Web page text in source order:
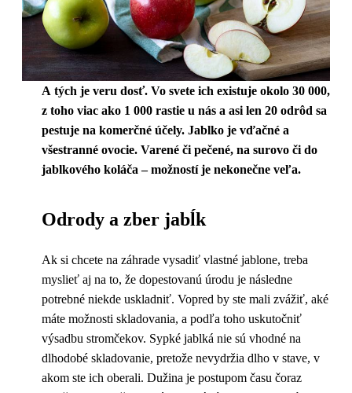
A tých je veru dosť. Vo svete ich existuje okolo 30 000,
z toho viac ako 1 000 rastie u nás a asi len 20 odrôd sa
pestuje na komerčné účely. Jablko je vďačné a
všestranné ovocie. Varené či pečené, na surovo či do
jablkového koláča – možností je nekonečne veľa.
Odrody a zber jabĺk
Ak si chcete na záhrade vysadiť vlastné jablone, treba
myslieť aj na to, že dopestovanú úrodu je následne
potrebné niekde uskladniť. Vopred by ste mali zvážiť, aké
máte možnosti skladovania, a podľa toho uskutočniť
výsadbu stromčekov. Sypké jablká nie sú vhodné na
dlhodobé skladovanie, pretože nevydržia dlho v stave, v
akom ste ich oberali. Dužina je postupom času čoraz